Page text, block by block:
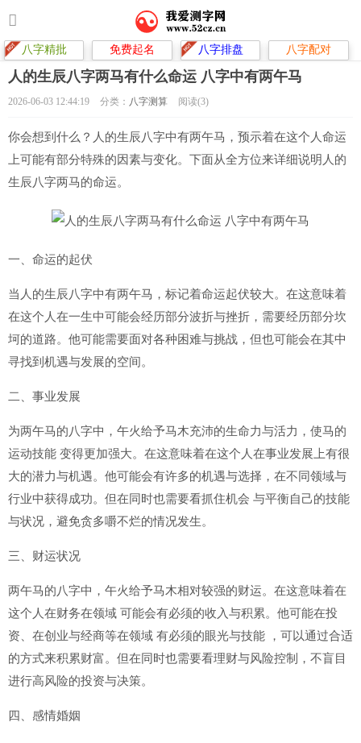
八字精批 免费起名 八字排盘 八字配对
人的生辰八字两马有什么命运 八字中有两午马
2026-06-03 12:44:19 分类： 八字测算 阅读(3)
你会想到什么？人的生辰八字中有两午马，预示着在这个人命运
上可能有部分特殊的因素与变化。下面从全方位来详细说明人的
生辰八字两马的命运。
一、命运的起伏
当人的生辰八字中有两午马，标记着命运起伏较大。在这意味着
在这个人在一生中可能会经历部分波折与挫折，需要经历部分坎
坷的道路。他可能需要面对各种困难与挑战，但也可能会在其中
寻找到机遇与发展的空间。
二、事业发展
为两午马的八字中，午火给予马木充沛的生命力与活力，使马的
运动技能 变得更加强大。在这意味着在这个人在事业发展上有很
大的潜力与机遇。他可能会有许多的机遇与选择，在不同领域与
行业中获得成功。但在同时也需要看抓住机会 与平衡自己的技能
与状况，避免贪多嚼不烂的情况发生。
三、财运状况
两午马的八字中，午火给予马木相对较强的财运。在这意味着在
这个人在财务在领域 可能会有必须的收入与积累。他可能在投
资、在创业与经商等在领域 有必须的眼光与技能 ，可以通过合适
的方式来积累财富。但在同时也需要看理财与风险控制，不盲目
进行高风险的投资与决策。
四、感情婚姻